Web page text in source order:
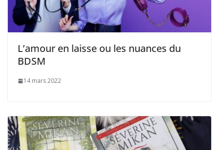
L’amour en laisse ou les nuances du
BDSM
14 mars 2022